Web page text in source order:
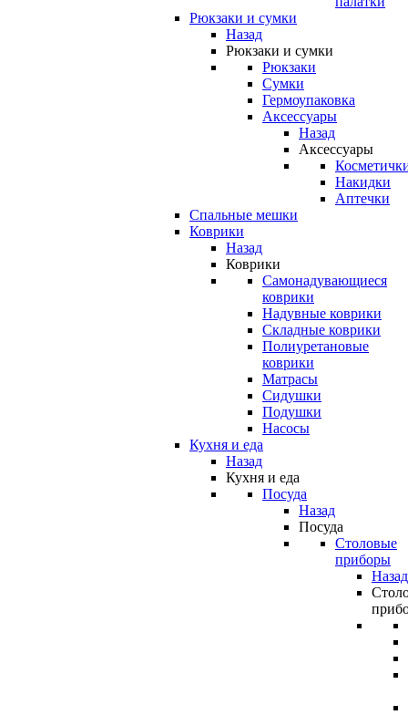
Рюкзаки и сумки
Назад
Рюкзаки и сумки
Рюкзаки
Сумки
Гермоупаковка
Аксессуары
Назад
Аксессуары
Накидки
Аптечки
Спальные мешки
Коврики
Назад
Коврики
Самонадувающиеся
коврики
Надувные коврики
Складные коврики
Полиуретановые
коврики
Матрасы
Сидушки
Подушки
Насосы
Кухня и еда
Назад
Кухня и еда
Посуда
Назад
Посуда
Столовые
приборы
Назад